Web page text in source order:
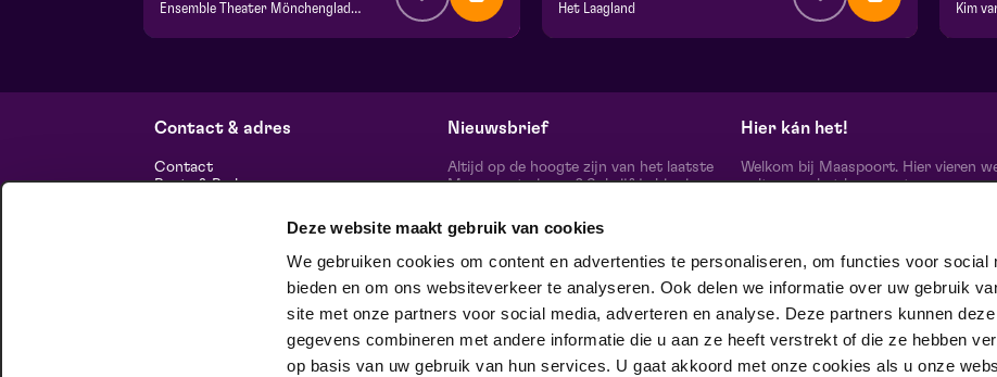
Deze website maakt gebruik van cookies
We gebruiken cookies om content en advertenties te personaliseren, om functies voor social
bieden en om ons websiteverkeer te analyseren. Ook delen we informatie over uw gebruik
site met onze partners voor social media, adverteren en analyse. Deze partners kunnen deze
gegevens combineren met andere informatie die u aan ze heeft verstrekt of die ze hebben
op basis van uw gebruik van hun services. U gaat akkoord met onze cookies als u onze
Ensemble Theater Mönchengladbach
vr 16 oktober 2026 | 11:00
Het Laagland
za 17 oktober 2026 | 10:00
Kim
za 17
Contact & adres
Contact
Route & Parkeren
Duurzaam ondernemen
Nieuwsbrief
Altijd op de hoogte zijn van het laatste
Maaspoort nieuws? Schrijf je hier in
schrijf je in
volg ons op
Hier kán het!
Welkom bij Maaspoort. Hier vieren
cultuur en het leven met een
echte verschil maak je samen’.
Winnaar van de Red Dot Award
& Communication Design 2024 in de
categorie Corporate Design &